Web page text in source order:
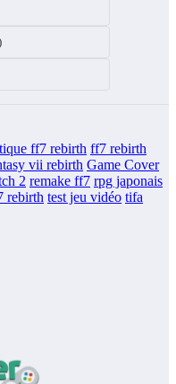
ff7 rebirth ff7 rebirth
vii rebirth Game Cover
2 remake ff7 rpg japonais
rebirth test jeu vidéo tifa